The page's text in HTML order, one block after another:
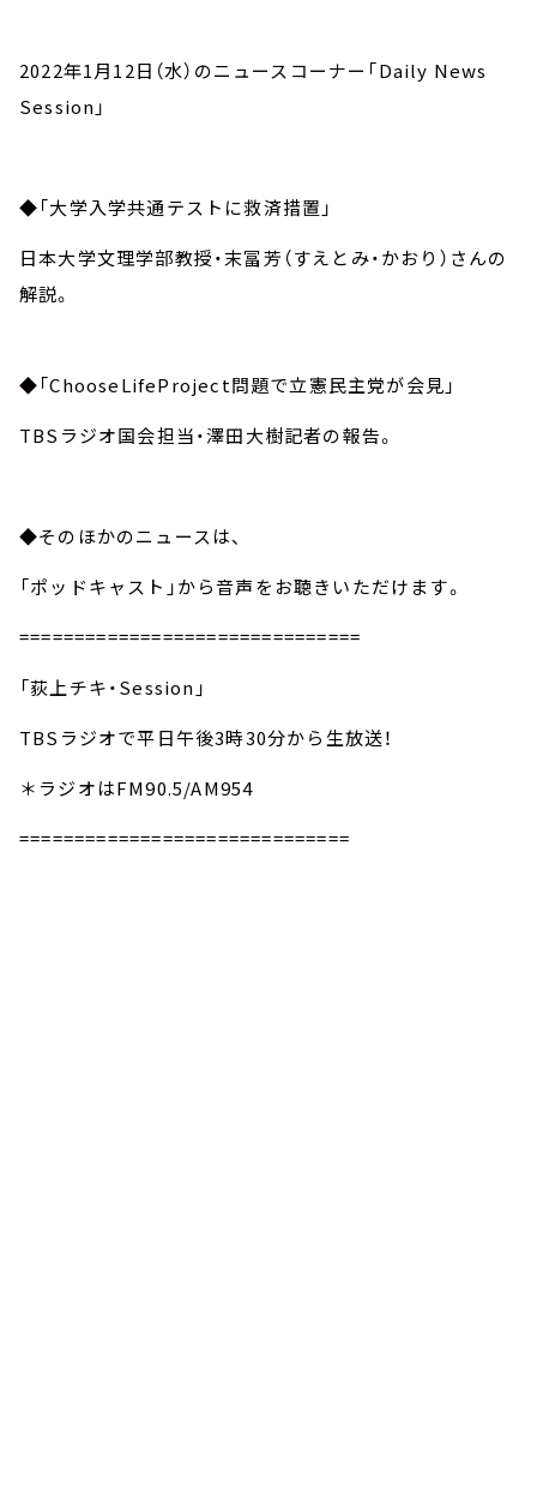
2022年1月12日（水）のニュースコーナー「Daily News
Session」
◆「大学入学共通テストに救済措置」
日本大学文理学部教授・末冨芳（すえとみ・かおり）さんの
解説。
◆「ChooseLifeProject問題で立憲民主党が会見」
TBSラジオ国会担当・澤田大樹記者の報告。
◆そのほかのニュースは、
「ポッドキャスト」から音声をお聴きいただけます。
===============================
「荻上チキ・Session」
TBSラジオで平日午後3時30分から生放送！
＊ラジオはFM90.5/AM954
==============================